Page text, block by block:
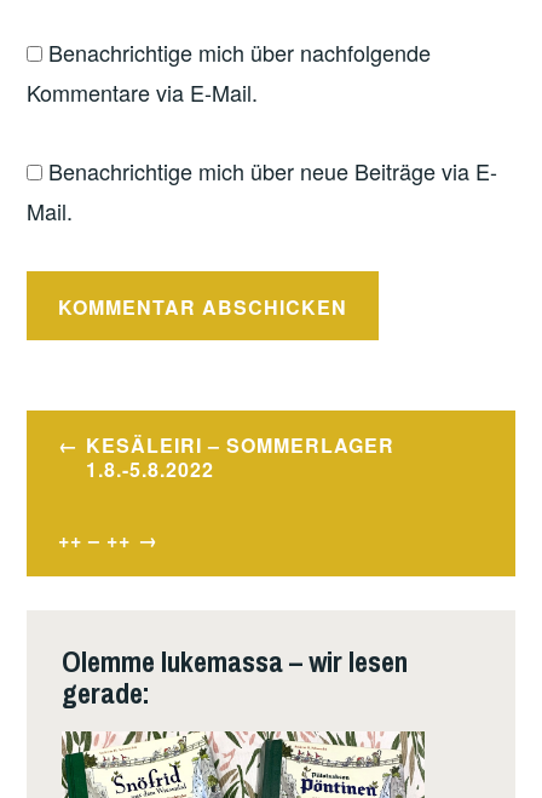
Benachrichtige mich über nachfolgende
Kommentare via E-Mail.
Benachrichtige mich über neue Beiträge via E-
Mail.
Beitragsnavigation
KESÄLEIRI – SOMMERLAGER
1.8.-5.8.2022
++ – ++
Olemme lukemassa – wir lesen
gerade: